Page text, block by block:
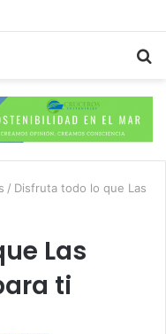
/ Disfruta todo lo que Las
Las
ti